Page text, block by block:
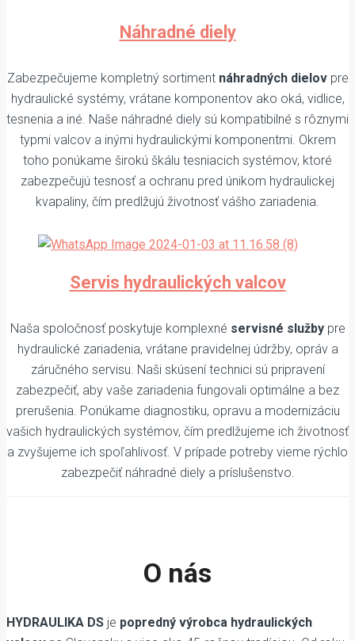
Náhradné diely
Zabezpečujeme kompletný sortiment náhradných dielovpre
hydraulické systémy, vrátane komponentov ako oká, vidlice,
tesnenia a iné. Naše náhradné diely sú kompatibilné s rôznymi
typmi valcov a inými hydraulickými komponentmi. Okrem
toho ponúkame širokú škálu tesniacich systémov, ktoré
zabezpečujú tesnosť a ochranu pred únikom hydraulickej
kvapaliny, čím predlžujú životnosť vášho zariadenia.
Servis hydraulických valcov
Naša spoločnosť poskytuje komplexné servisné službypre
hydraulické zariadenia, vrátane pravidelnej údržby, opráv a
záručného servisu. Naši skúsení technici sú pripravení
zabezpečiť, aby vaše zariadenia fungovali optimálne a bez
prerušenia. Ponúkame diagnostiku, opravu a modernizáciu
vašich hydraulických systémov, čím predlžujeme ich životnosť
a zvyšujeme ich spoľahlivosť. V prípade potreby vieme rýchlo
zabezpečiť náhradné diely a príslušenstvo.
O nás
HYDRAULIKA DS je popredný výrobca hydraulických